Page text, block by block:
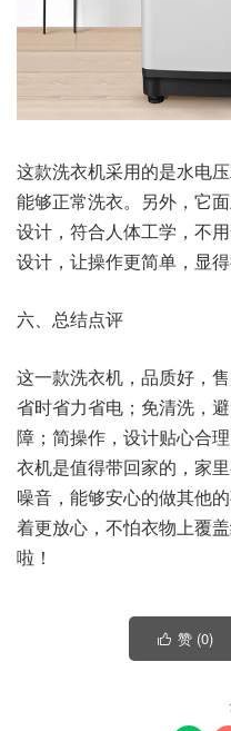
这款洗衣机采用的是水电
能够正常洗衣。另外，它
设计，符合人体工学，不
设计，让操作更简单，显得
六、总结点评
这一款洗衣机，品质好，
省时省力省电；免清洗，
障；简操作，设计贴心合
衣机是值得带回家的，家
噪音，能够安心的做其他
着更放心，不怕衣物上覆
啦！
 赞 (0)